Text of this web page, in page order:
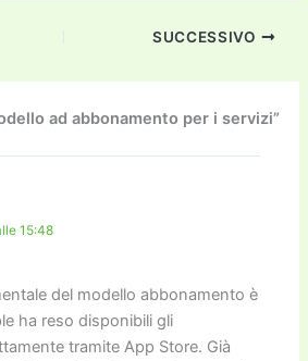
d
o
n
a
m
p
y
Li
n
k
k
dI
n
n
vi
di
SUCCESSIVO
ad abbonamento per i servizi”
15:48
del modello abbonamento è
ha reso disponibili gli
tramite App Store. Già